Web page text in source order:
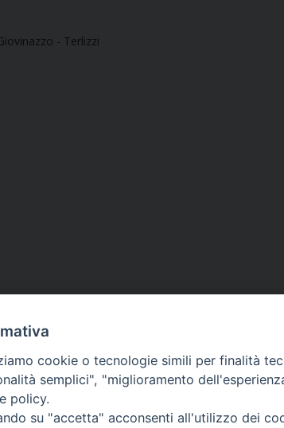
- Terlizzi
cookie o tecnologie simili per finalità
semplici", "miglioramento
policy.
su "accetta" acconsenti all'utilizzo dei